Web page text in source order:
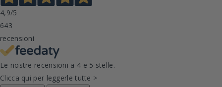
4,9/5
643
recensioni
Le nostre recensioni a 4 e 5 stelle.
Clicca qui per leggerle tutte >